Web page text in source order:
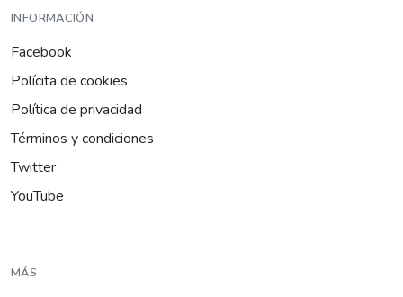
INFORMACIÓN
Facebook
Polícita de cookies
Política de privacidad
Términos y condiciones
Twitter
YouTube
MÁS